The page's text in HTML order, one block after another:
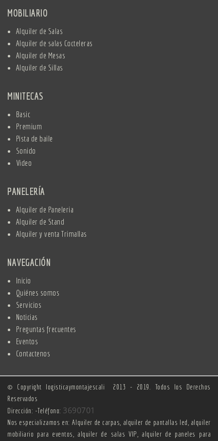
MOBILIARIO
Alquiler de Salas
Alquiler de salas Cocteleras
Alquiler de Mesas
Alquiler de Sillas
MINITECAS
Basic
Premium
Pista de baile
Sonido
Video
PANELERÍA
Alquiler de Paneleria
Alquiler de Stand
Alquiler y venta Trimallas
NAVEGACIÓN
Inicio
Quiénes somos
Servicios
Noticias
Preguntas frecuentes
Eventos
Contactenos
© Copyright logisticaymontajescali 2013 - 2019. Todos los Derechos
Reservados
Dirección: -Teléfono: 3690701
Nos especializamos en: Alquiler de carpas, alquiler de pantallas led, alquiler
mobiliario para eventos, alquiler de salas VIP, alquiler de paneles para